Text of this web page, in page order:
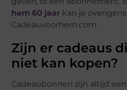
hem 60 jaar kan je
Cadeauvoorhem.com
Zijn er cadeaus
niet kan kopen?
Cadeaubonnen zijn altijd